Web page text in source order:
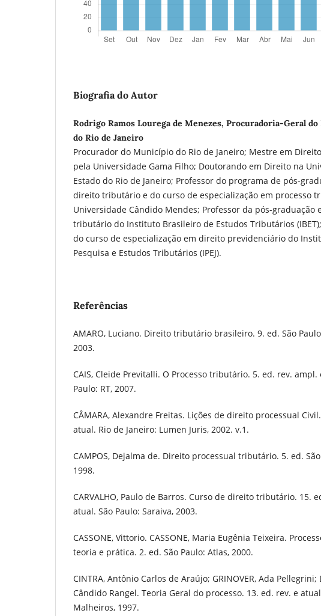
Biografia do Autor
Rodrigo Ramos Lourega de Menezes, Procuradoria-Geral
do Rio de Janeiro
Procurador do Município do Rio de Janeiro; Mestre em
pela Universidade Gama Filho; Doutorando em Direito na
Estado do Rio de Janeiro; Professor do programa de pós-
direito tributário e do curso de especialização em processo
Universidade Cândido Mendes; Professor da pós-graduação
tributário do Instituto Brasileiro de Estudos Tributários
do curso de especialização em direito previdenciário do
Pesquisa e Estudos Tributários (IPEJ).
Referências
AMARO, Luciano. Direito tributário brasileiro. 9. ed. São
2003.
CAIS, Cleide Previtalli. O Processo tributário. 5. ed. rev. ampl.
Paulo: RT, 2007.
CÂMARA, Alexandre Freitas. Lições de direito processual
atual. Rio de Janeiro: Lumen Juris, 2002. v.1.
CAMPOS, Dejalma de. Direito processual tributário. 5. ed.
1998.
CARVALHO, Paulo de Barros. Curso de direito tributário. 15.
atual. São Paulo: Saraiva, 2003.
CASSONE, Vittorio. CASSONE, Maria Eugênia Teixeira.
teoria e prática. 2. ed. São Paulo: Atlas, 2000.
CINTRA, Antônio Carlos de Araújo; GRINOVER, Ada Pellegrini;
Cândido Rangel. Teoria Geral do processo. 13. ed. rev. e
Malheiros, 1997.